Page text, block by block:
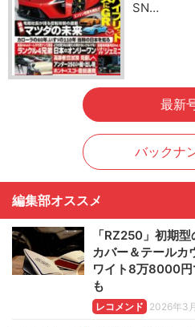
SN…
最新
バックナ
編集部オススメ
「RZ250」初期
カバー＆テールカ
ワイト8万8000円
も
レコメンド 2026年3